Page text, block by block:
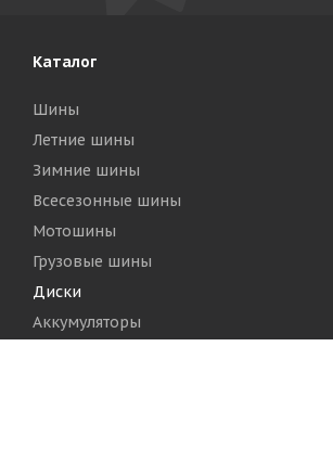
Каталог
Шины
Летние шины
Зимние шины
Всесезонные шины
Мотошины
Грузовые шины
Диски
Аккумуляторы